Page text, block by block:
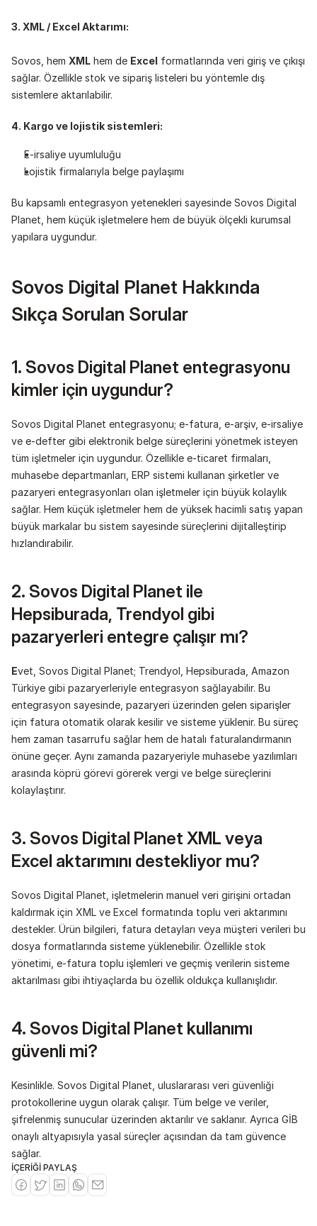
3. XML / Excel Aktarımı:
Sovos, hem XML hem de Excel formatlarında veri giriş ve çıkışı
sağlar. Özellikle stok ve sipariş listeleri bu yöntemle dış
sistemlere aktarılabilir.
4. Kargo ve lojistik sistemleri:
E-irsaliye uyumluluğu
Lojistik firmalarıyla belge paylaşımı
Bu kapsamlı entegrasyon yetenekleri sayesinde Sovos Digital
Planet, hem küçük işletmelere hem de büyük ölçekli kurumsal
yapılara uygundur.
Sovos Digital Planet Hakkında
Sıkça Sorulan Sorular
1. Sovos Digital Planet entegrasyonu
kimler için uygundur?
Sovos Digital Planet entegrasyonu; e-fatura, e-arşiv, e-irsaliye
ve e-defter gibi elektronik belge süreçlerini yönetmek isteyen
tüm işletmeler için uygundur. Özellikle e-ticaret firmaları,
muhasebe departmanları, ERP sistemi kullanan şirketler ve
pazaryeri entegrasyonları olan işletmeler için büyük kolaylık
sağlar. Hem küçük işletmeler hem de yüksek hacimli satış yapan
büyük markalar bu sistem sayesinde süreçlerini dijitalleştirip
hızlandırabilir.
2. Sovos Digital Planet ile
Hepsiburada, Trendyol gibi
pazaryerleri entegre çalışır mı?
Evet, Sovos Digital Planet; Trendyol, Hepsiburada, Amazon
Türkiye gibi pazaryerleriyle entegrasyon sağlayabilir. Bu
entegrasyon sayesinde, pazaryeri üzerinden gelen siparişler
için fatura otomatik olarak kesilir ve sisteme yüklenir. Bu süreç
hem zaman tasarrufu sağlar hem de hatalı faturalandırmanın
önüne geçer. Aynı zamanda pazaryeriyle muhasebe yazılımları
arasında köprü görevi görerek vergi ve belge süreçlerini
kolaylaştırır.
3. Sovos Digital Planet XML veya
Excel aktarımını destekliyor mu?
Sovos Digital Planet, işletmelerin manuel veri girişini ortadan
kaldırmak için XML ve Excel formatında toplu veri aktarımını
destekler. Ürün bilgileri, fatura detayları veya müşteri verileri bu
dosya formatlarında sisteme yüklenebilir. Özellikle stok
yönetimi, e-fatura toplu işlemleri ve geçmiş verilerin sisteme
aktarılması gibi ihtiyaçlarda bu özellik oldukça kullanışlıdır.
4. Sovos Digital Planet kullanımı
güvenli mi?
Kesinlikle. Sovos Digital Planet, uluslararası veri güvenliği
protokollerine uygun olarak çalışır. Tüm belge ve veriler,
şifrelenmiş sunucular üzerinden aktarılır ve saklanır. Ayrıca GİB
onaylı altyapısıyla yasal süreçler açısından da tam güvence
sağlar.
İÇERİĞİ PAYLAŞ